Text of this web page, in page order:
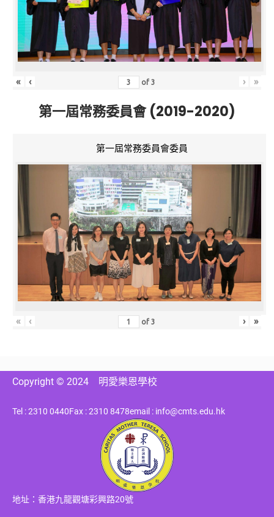
« ‹ of3 › »
第一屆常務委員會 (2019-2020)
第一屆常務委員會委員
« ‹ of3 › »
Copyright © 2024 明愛樂恩學校
Tel : 2310 0440Fax : 2310 8478email : info@cmts.edu.hk
地址：香港九龍觀塘彩興路20號